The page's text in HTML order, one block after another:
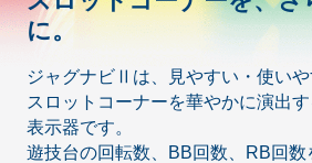
ホール関係者様専用
ボルフォースシリーズ
ホールコンオプション
に。
ジャグナビⅡは、見やすい・使いや
スロットコーナーを華やかに演出
表示器です。
遊技台の回転数、BB回数、RB回数